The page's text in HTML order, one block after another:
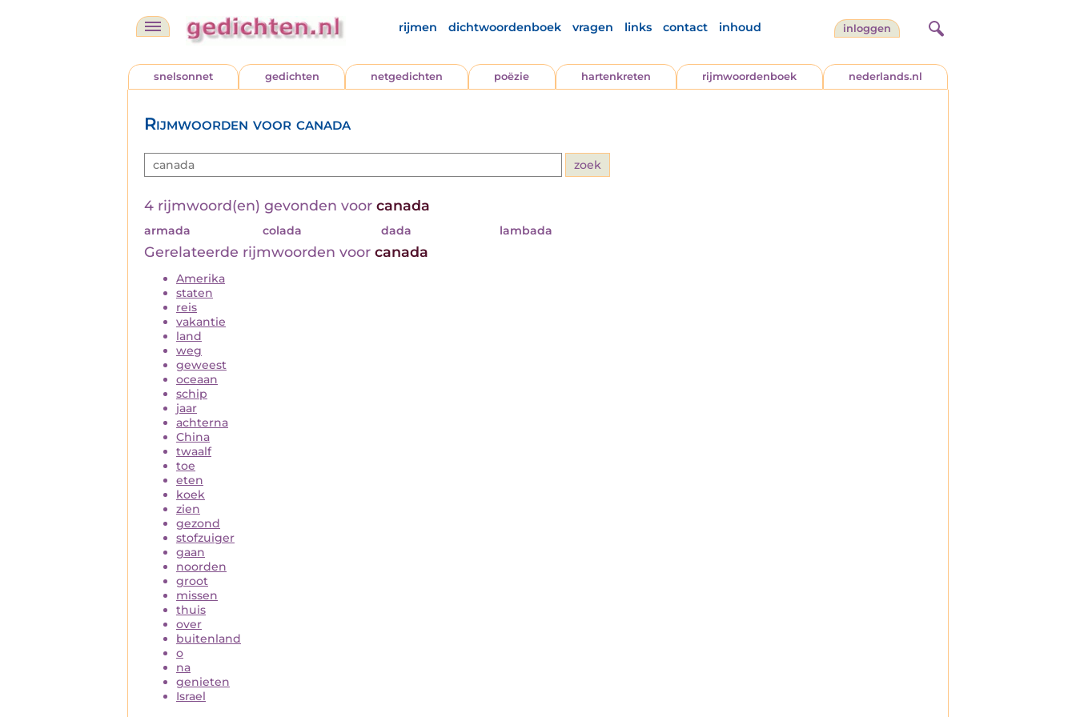
rijmen dichtwoordenboek vragen links contact inhoud inloggen
snelsonnet gedichten netgedichten poëzie hartenkreten rijmwoordenboek nederlands.nl
Rijmwoorden voor canada
4 rijmwoord(en) gevonden voor canada
armada colada dada lambada
Gerelateerde rijmwoorden voor canada
Amerika
staten
reis
vakantie
land
weg
geweest
oceaan
schip
jaar
achterna
China
twaalf
toe
eten
koek
zien
gezond
stofzuiger
gaan
noorden
groot
missen
thuis
over
buitenland
o
na
genieten
Israel